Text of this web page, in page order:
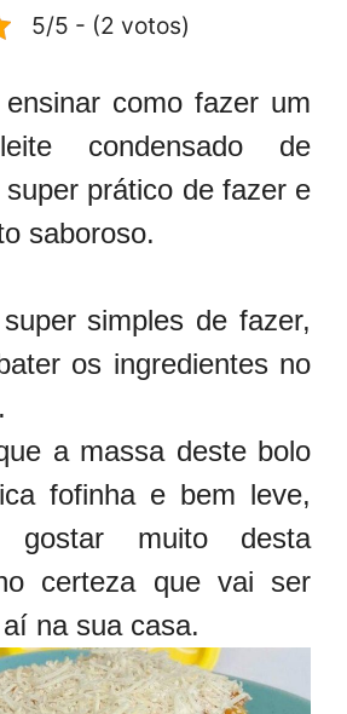
5/5 - (2 votos)
como fazer um
condensado de
super prático de fazer e
saboroso.
simples de fazer,
os ingredientes no
a massa deste bolo
fofinha e bem leve,
gostar muito desta
certeza que vai ser
na sua casa.